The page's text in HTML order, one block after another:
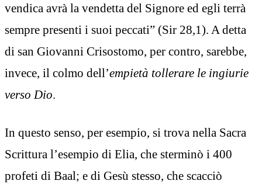
vendica avrà la vendetta del Signore ed egli terrà
sempre presenti i suoi peccati” (Sir 28,1). A detta
di san Giovanni Crisostomo, per contro, sarebbe,
invece, il colmo dell’empietà tollerare le ingiurie
verso Dio
In questo senso, per esempio, si trova nella Sacra
Scrittura l’esempio di Elia, che sterminò i 400
profeti di Baal; e di Gesù stesso, che scacciò